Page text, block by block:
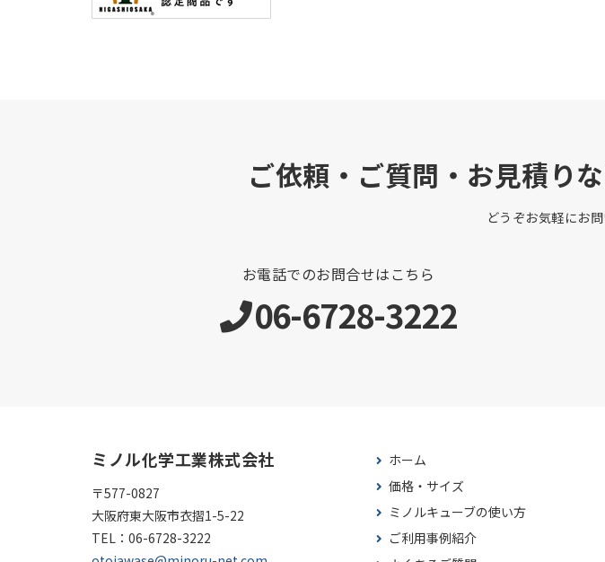
ご依頼・ご質問・お見積り
どうぞお気軽にお
お電話でのお問合せはこちら
06-6728-3222
ミノル化学工業株式会社
〒577-0827
大阪府東大阪市衣摺1-5-22
TEL： 06-6728-3222
ホーム
価格・サイズ
ミノルキューブの使い方
ご利用事例紹介